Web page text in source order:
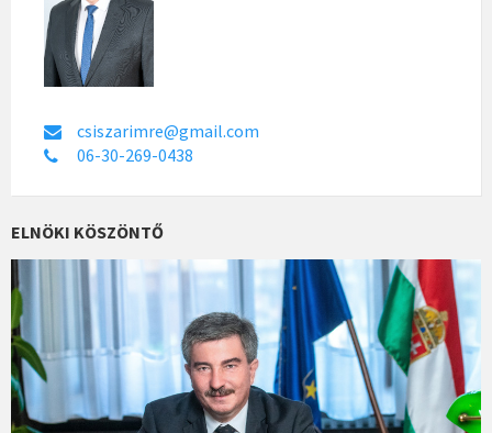
csiszarimre@gmail.com
06-30-269-0438
ELNÖKI KÖSZÖNTŐ